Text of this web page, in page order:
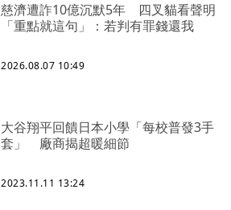
慈濟遭詐10億沉默5年 四叉貓看聲明
「重點就這句」：若判有罪錢還我
2026.08.07 10:49
大谷翔平回饋日本小學「每校普發3手
套」 廠商揭超暖細節
2023.11.11 13:24